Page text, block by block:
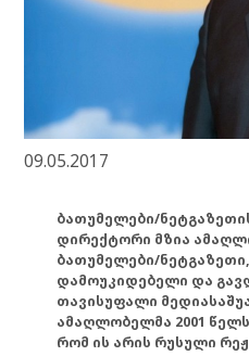
09.05.2017
ბათუმელები/
დირექტორი მზია
ბათუმელები/
დამოუკიდებელი და
თავისუფალი
ამაღლობელმა 2001
რომ ის არის რუსული